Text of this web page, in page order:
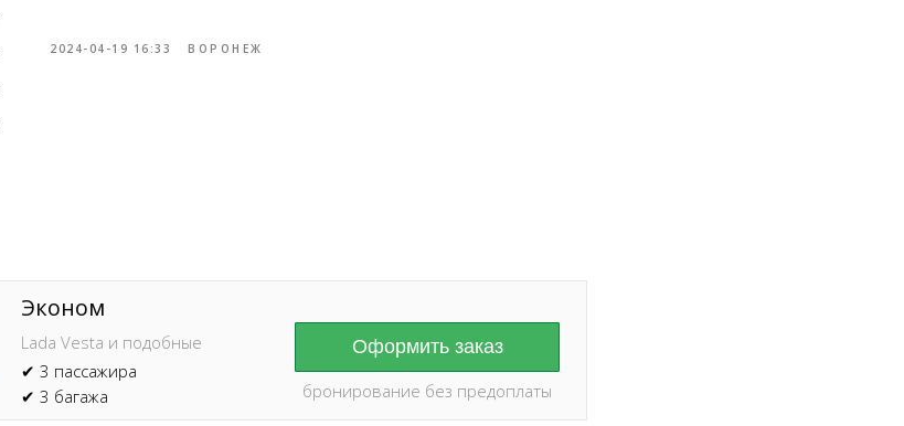
2024-04-19 16:33 ВОРОНЕЖ
Оформить заказ
Эконом
Lada Vesta и подобные
✔ 3 пассажира
✔ 3 багажа
бронирование без предоплаты